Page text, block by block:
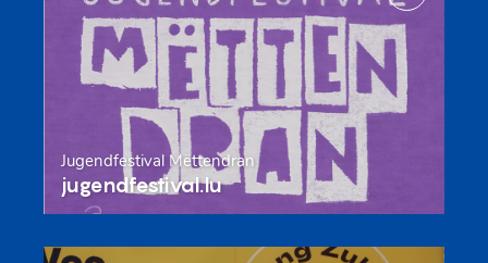
Jugendfestival Mëttendran
jugendfestival.lu